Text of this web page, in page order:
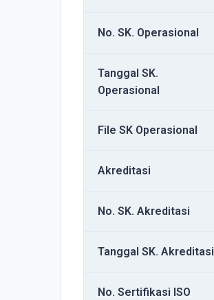
No. SK. Operasional
Tanggal SK.
Operasional
File SK Operasional
Akreditasi
No. SK. Akreditasi
Tanggal SK. Akreditasi
No. Sertifikasi ISO